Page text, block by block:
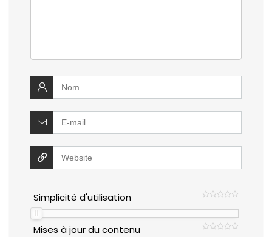
Simplicité d'utilisation
Mises à jour du contenu